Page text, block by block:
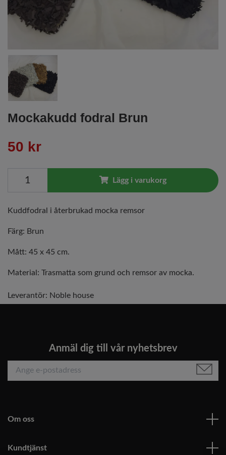
Mockakudd fodral Brun
50 kr
Lägg i varukorg
Kuddfodral i återbrukad mocka remsor
Färg: Brun
Mått: 45 x 45 cm.
Material: Trasmatta som grund och remsor av mocka.
Leverantör: Noble house
Anmäl dig till vår nyhetsbrev
Om oss
Kundtjänst